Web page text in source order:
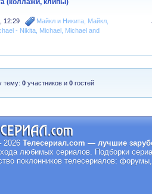
12:29 Майкл и Никита Майкл
- Nikita Michael Michael and
тему:0 участников и0 гостей
2026 Телесериал.com — лучшие
любимых сериалов.
Подборки
поклонников телесериалов: